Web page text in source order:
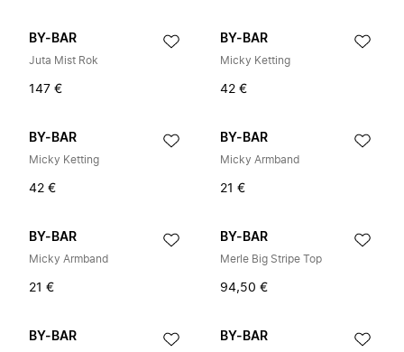
BY-BAR
Juta Mist Rok
147 €
BY-BAR
Micky Ketting
42 €
BY-BAR
Micky Ketting
42 €
BY-BAR
Micky Armband
21 €
BY-BAR
Micky Armband
21 €
BY-BAR
Merle Big Stripe Top
94,50 €
BY-BAR BY-BAR